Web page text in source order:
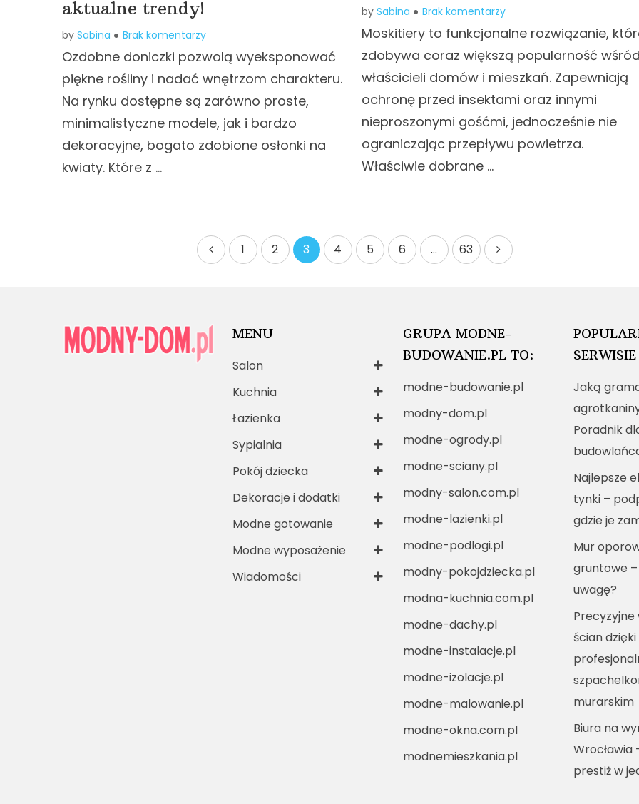
aktualne trendy!
by Sabina Brak komentarzy
Ozdobne doniczki pozwolą wyeksponować
piękne rośliny i nadać wnętrzom charakteru.
Na rynku dostępne są zarówno proste,
minimalistyczne modele, jak i bardzo
dekoracyjne, bogato zdobione osłonki na
kwiaty. Które z …
by Sabina Brak komentarzy
Moskitiery to funkcjonalne rozwiązanie,
zdobywa coraz większą popularność wśród
właścicieli domów i mieszkań. Zapewniają
ochronę przed insektami oraz innymi
nieproszonymi gośćmi, jednocześnie nie
ograniczając przepływu powietrza.
Właściwie dobrane …
1 2 3 4 5 6 … 63
MENU
Salon
Kuchnia
Łazienka
Sypialnia
Pokój dziecka
Dekoracje i dodatki
Modne gotowanie
Modne wyposażenie
Wiadomości
GRUPA MODNE-
BUDOWANIE.PL TO:
modne-budowanie.pl
modny-dom.pl
modne-ogrody.pl
modne-sciany.pl
modny-salon.com.pl
modne-lazienki.pl
modne-podlogi.pl
modny-pokojdziecka.pl
modna-kuchnia.com.pl
modne-dachy.pl
modne-instalacje.pl
modne-izolacje.pl
modne-malowanie.pl
modne-okna.com.pl
modnemieszkania.pl
SERWISIE
Jaką
Poradnik
Najlepsze
tynki –
gdzie je
Mur
gruntowe
uwagę?
ścian dzięki
murarskim
Biura na
Wrocławia
prestiż w